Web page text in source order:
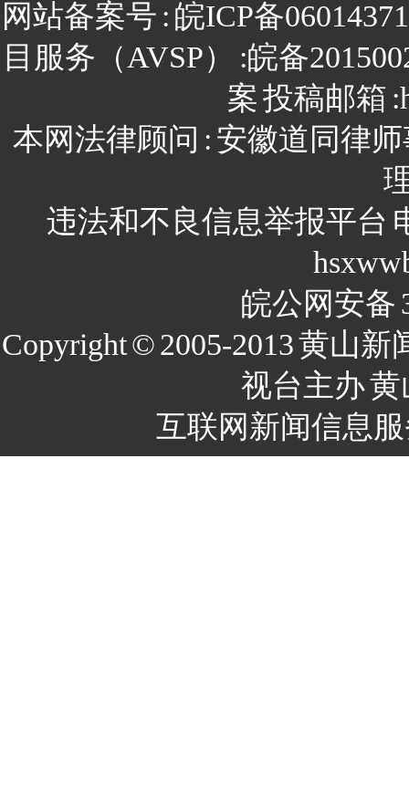
网站备案号 : 皖ICP备
目服务（AVSP）
:皖备
案投稿邮箱
本网法律顾问 : 安徽道同律
违法和不良信息举报平台
皖公网安备
Copyright©2005-2013黄山新
视台主办黄
互联网新闻信息